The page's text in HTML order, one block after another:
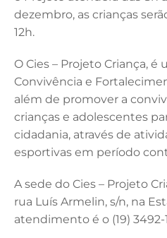
dezembro, as crianças
12h.
O Cies – Projeto Criança, é
Convivência e
além de promover a
crianças e adolescentes
cidadania, através de
esportivas em período
A sede do Cies – Projeto
rua Luís Armelin, s/n, na
atendimento é o (19) 3492-